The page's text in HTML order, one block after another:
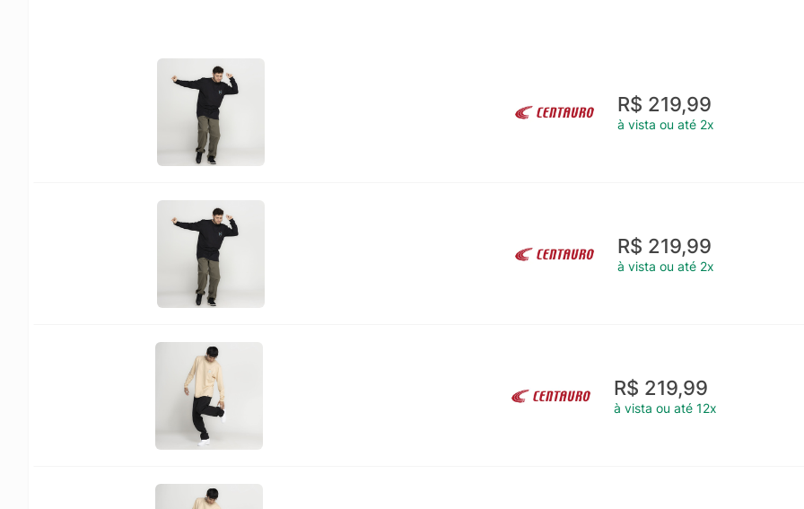
R$ 219,99
à vista ou até 2x
R$ 219,99
à vista ou até 2x
R$ 219,99
à vista ou até 12x